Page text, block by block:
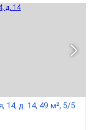
14, д. 14, 49 м², 5/5